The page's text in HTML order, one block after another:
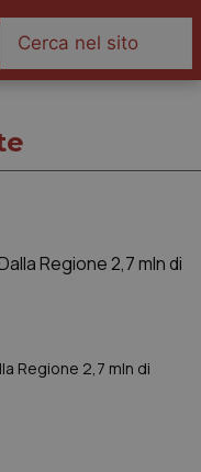
Regione 2,7 mln di